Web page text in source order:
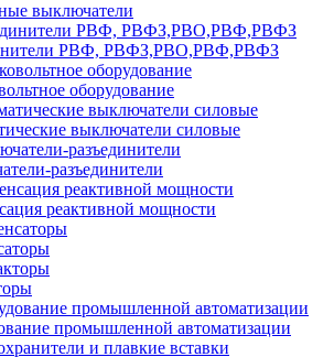
выключатели
РВФ, РВФЗ,РВО,РВФ,РВФЗ
оборудование
выключатели cиловые
разъединители
реактивной мощности
промышленной автоматизации